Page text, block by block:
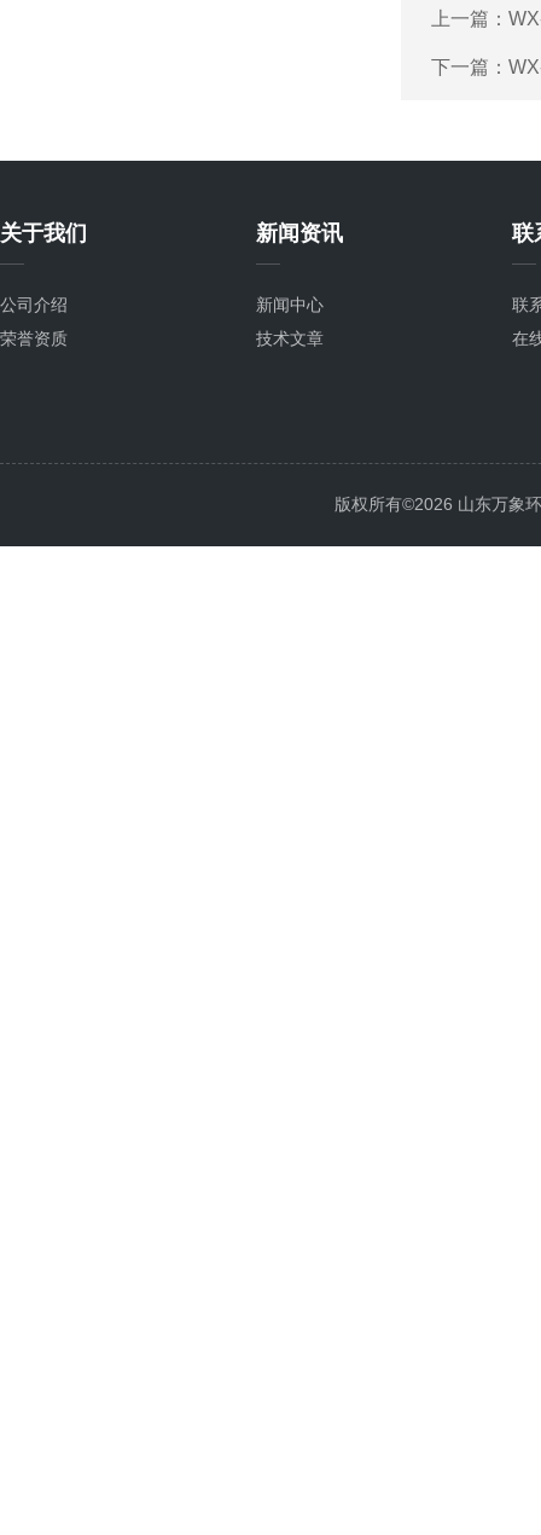
上一篇：
下一篇：
关于我们
公司介绍
荣誉资质
新闻资讯
新闻中心
技术文章
联
联
在
版权所有©2026 山东万象